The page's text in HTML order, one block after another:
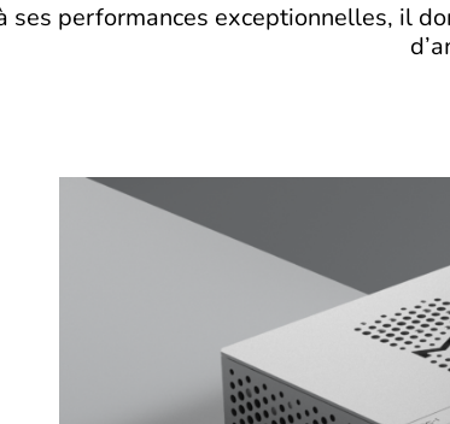
ses performances exceptionnelles, il